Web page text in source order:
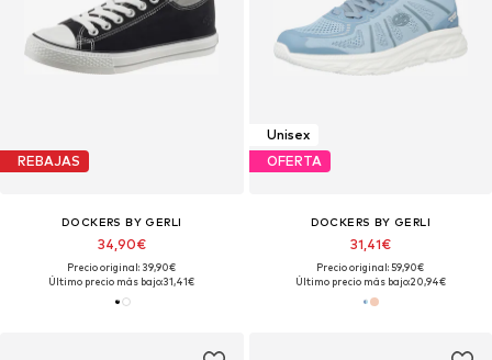
REBAJAS
DOCKERS BY GERLI
34,90€
Precio original: 39,90€
Último precio más bajo:31,41€
Unisex
OFERTA
DOCKERS BY GERLI
31,41€
Precio original: 59,90€
Último precio más bajo:20,94€